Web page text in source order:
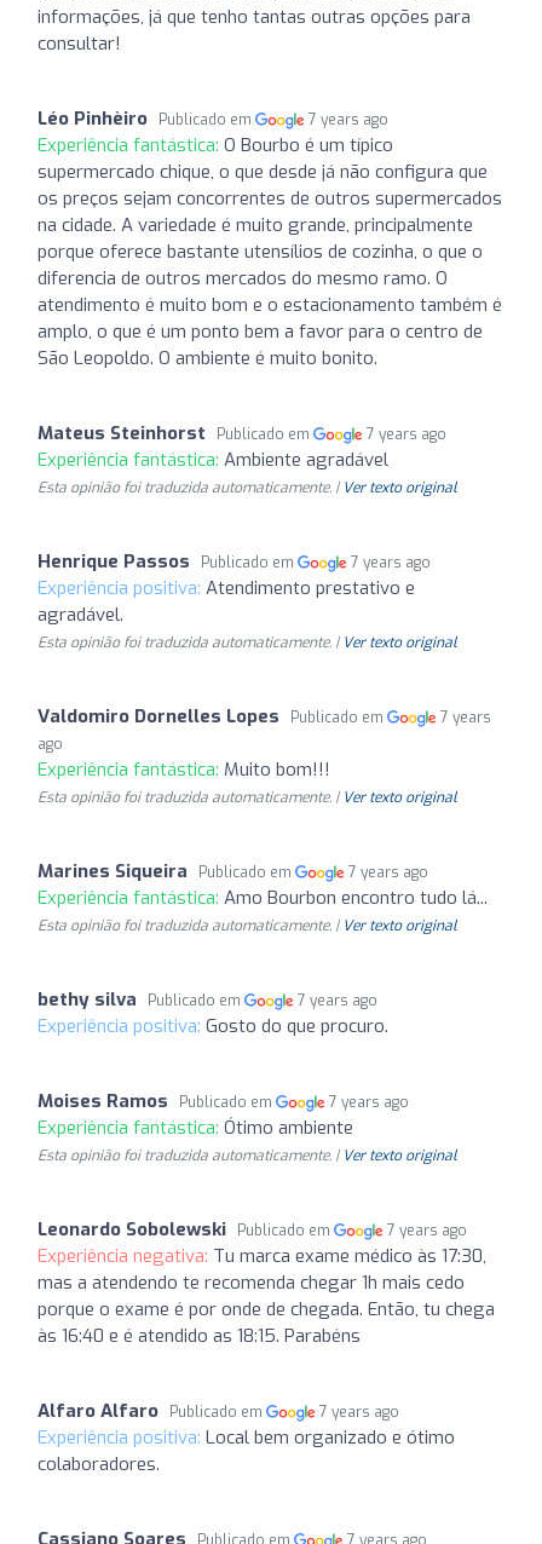
informações, já que tenho tantas outras opções para
consultar!
Léo Pinhèiro Publicado em 7 years ago
Experiência fantástica: O Bourbo é um típico
supermercado chique, o que desde já não configura que
os preços sejam concorrentes de outros supermercados
na cidade. A variedade é muito grande, principalmente
porque oferece bastante utensílios de cozinha, o que o
diferencia de outros mercados do mesmo ramo. O
atendimento é muito bom e o estacionamento também é
amplo, o que é um ponto bem a favor para o centro de
São Leopoldo. O ambiente é muito bonito.
Mateus Steinhorst Publicado em 7 years ago
Experiência fantástica: Ambiente agradável
Esta opinião foi traduzida automaticamente. | Ver texto original
Henrique Passos Publicado em 7 years ago
Experiência positiva: Atendimento prestativo e
agradável.
Esta opinião foi traduzida automaticamente. | Ver texto original
Valdomiro Dornelles Lopes Publicado em
7 years
ago
Experiência fantástica: Muito bom!!!
Esta opinião foi traduzida automaticamente. | Ver texto original
Marines Siqueira Publicado em 7 years ago
Experiência fantástica: Amo Bourbon encontro tudo lá...
Esta opinião foi traduzida automaticamente. | Ver texto original
bethy silva Publicado em 7 years ago
Experiência positiva: Gosto do que procuro.
Moises Ramos Publicado em 7 years ago
Experiência fantástica: Ótimo ambiente
Esta opinião foi traduzida automaticamente. | Ver texto original
Leonardo Sobolewski Publicado em 7 years ago
Experiência negativa: Tu marca exame médico às 17:30,
mas a atendendo te recomenda chegar 1h mais cedo
porque o exame é por onde de chegada. Então, tu chega
às 16:40 e é atendido as 18:15. Parabéns
Alfaro Alfaro Publicado em 7 years ago
Experiência positiva: Local bem organizado e ótimo
colaboradores.
Cassiano Soares Publicado em 7 years ago